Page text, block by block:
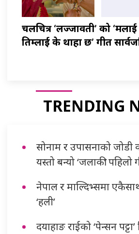
चलचित्र ‘लज्जावती’ को
तिम्लाई के थाहा छ’ गीत
TRENDING
सोनाम र उपासनाको जोडी
यस्तो बन्यो ‘जलाकी’ पहिलो
नेपाल र माल्दिभ्समा
‘हली’
दयाहाङ राईको ‘पेन्सन